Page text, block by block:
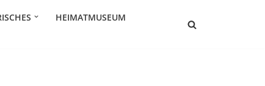
HEIMATMUSEUM